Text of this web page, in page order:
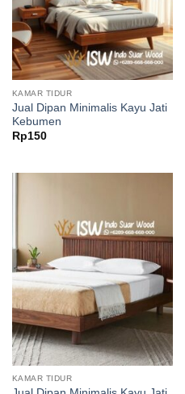
KAMAR TIDUR
Jual Dipan Minimalis Kayu Jati
Kebumen
Rp150
KAMAR TIDUR